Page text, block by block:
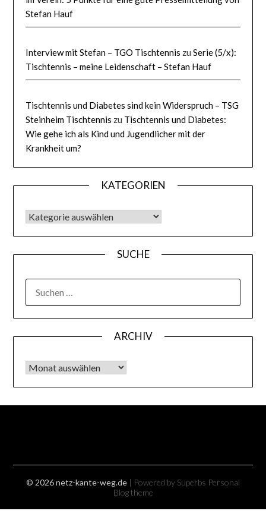
Stefan Hauf
Interview mit Stefan – TGO Tischtennis zuSerie (5/x):
Tischtennis – meine Leidenschaft – Stefan Hauf
Tischtennis und Diabetes sind kein Widerspruch – TSG
Steinheim Tischtennis zu Tischtennis und Diabetes:
Wie gehe ich als Kind und Jugendlicher mit der
Krankheit um?
KATEGORIEN
KATEGORIEN
SUCHE
NACH:
ARCHIV
Archiv
© 2026 netz-kante-weg.de | Powered by Superbs Personal
Blog theme